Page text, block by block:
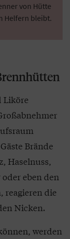
von Hütte
Helfern bleibt.
Liköre
Brände
Haselnuss,
eben den
reagieren die
Nicken.
werden